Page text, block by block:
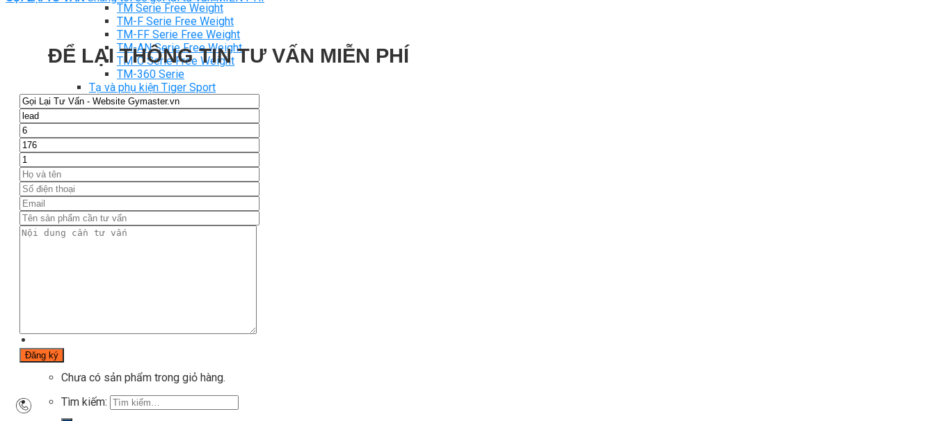
TM Serie Free Weight
TM-F Serie Free Weight
TM-FF Serie Free Weight
TM-AN Serie Free Weight
TM-C Serie Free Weight
TM-360 Serie
Tạ và phụ kiện Tiger Sport
Thanh lý thiết bị phòng gym
Hàng trưng bày thanh lý
Hàng trưng bày thanh lý Gym
Hàng trưng bày thanh lý Cardio
Hàng Mới Giá Sốc
Phụ kiện gym thanh lý
Setup Phòng Gym
Dự án tiêu biểu
Tuyển Cộng Tác Viên
Blog
Kinh nghiệm đầu tư
0
Chưa có sản phẩm trong giỏ hàng.
Tìm kiếm:
ĐỂ LẠI THÔNG TIN TƯ VẤN MIỄN PHÍ